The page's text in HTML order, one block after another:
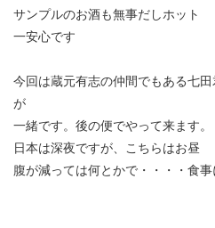
サンプルのお酒も無事だしホット
一安心です
今回は蔵元有志の仲間でもある七田
が
一緒です。後の便でやって来ます。
日本は深夜ですが、こちらはお昼
腹が減っては何とかで・・・・食